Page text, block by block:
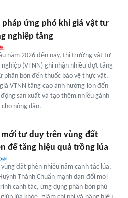
pháp ứng phó khi giá vật tư
nghiệp tăng
năm 2026 đến nay, thị trường vật tư
nghiệp (VTNN) ghi nhận nhiều đợt tăng
phân bón đến thuốc bảo vệ thực vật.
VTNN tăng cao ảnh hưởng lớn đến
sản xuất và tạo thêm nhiều gánh
cho nông dân.
tư duy trên vùng đất
để tăng hiệu quả trồng lúa
đất phèn nhiều năm canh tác lúa,
Thành Chuẩn mạnh dạn đổi mới
canh tác, ứng dụng phân bón phù